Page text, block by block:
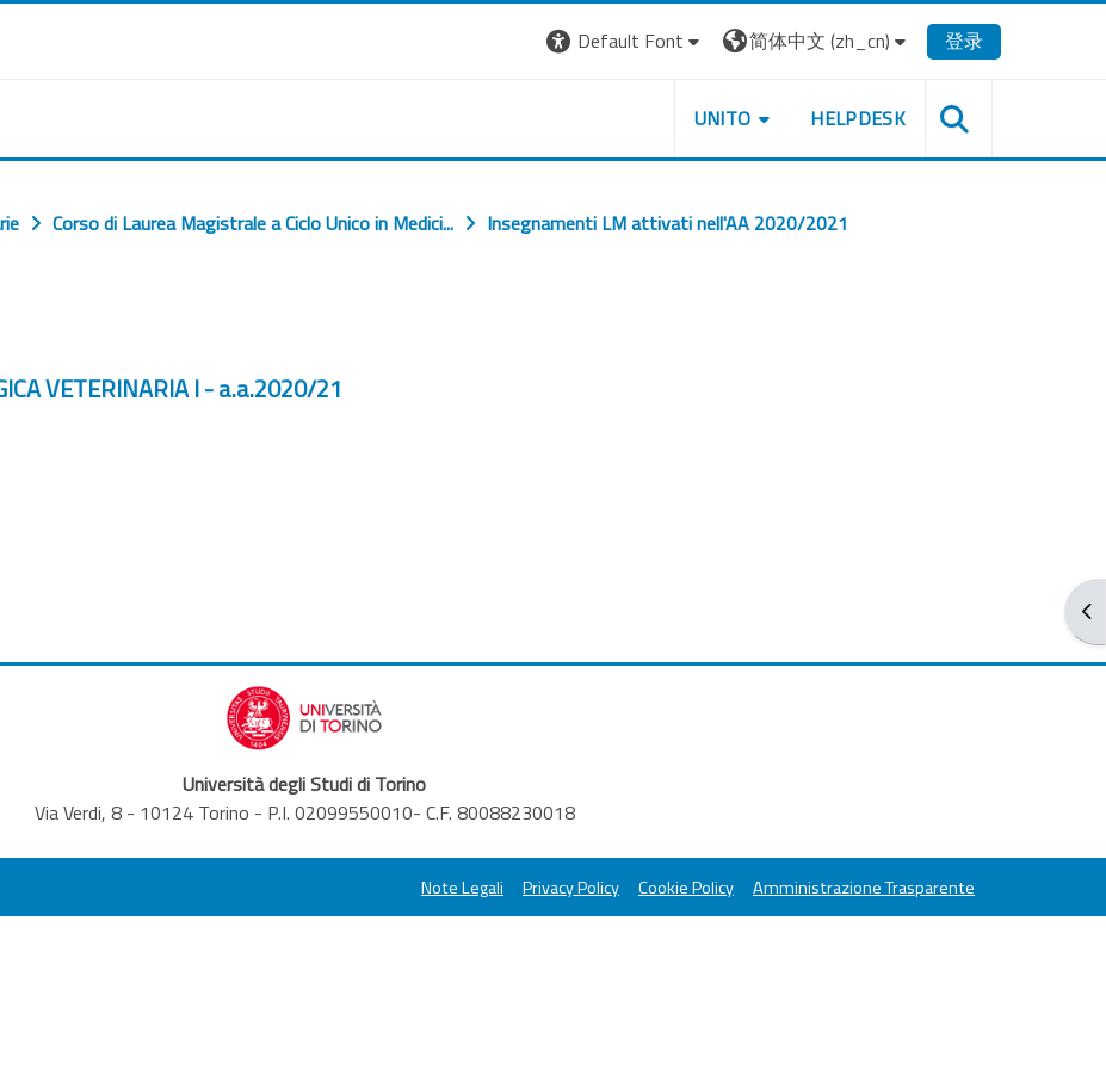
Default Font
简体中文 ‎(zh_cn)‎ 登录
UNITO HELPDESK
打
Corso di Laurea Magistrale a Ciclo Unico in Medici...
Insegnamenti LM attivati nell'AA 2020/2021
VETERINARIA I - a.a.2020/21
Università degli Studi di Torino
Via Verdi, 8 - 10124 Torino - P.I. 02099550010- C.F. 80088230018
Note Legali Privacy Policy Cookie Policy Amministrazione Trasparente